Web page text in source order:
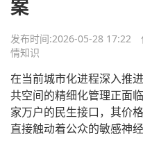
案
发布时间:2026-05-28 17:22
情知识
在当前城市化进程深入推
共空间的精细化管理正面
家万户的民生接口，其价
直接触动着公众的敏感神经